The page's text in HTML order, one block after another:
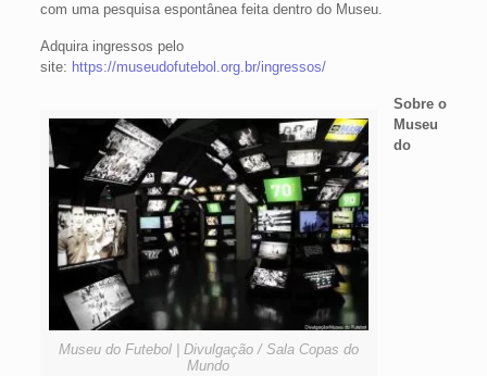
com uma pesquisa espontânea feita dentro do Museu.
Adquira ingressos pelo
site: https://museudofutebol.org.br/ingressos/
Museu do Futebol | Divulgação / Sala Copas do
Mundo
Sobre o
Museu
do